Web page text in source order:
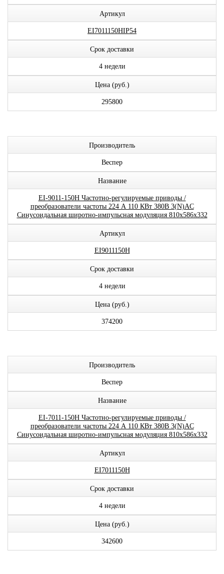
Артикул
EI7011150HIP54
Срок доставки
4 недели
Цена (руб.)
295800
Производитель
Веспер
Название
EI-9011-150H Частотно-регулируемые приводы /
преобразователи частоты 224 А 110 КВт 380В 3(N)AC
Синусоидальная широтно-импульсная модуляция 810x586x332
Артикул
EI9011150H
Срок доставки
4 недели
Цена (руб.)
374200
Производитель
Веспер
Название
EI-7011-150H Частотно-регулируемые приводы /
преобразователи частоты 224 А 110 КВт 380В 3(N)AC
Синусоидальная широтно-импульсная модуляция 810x586x332
Артикул
EI7011150H
Срок доставки
4 недели
Цена (руб.)
342600